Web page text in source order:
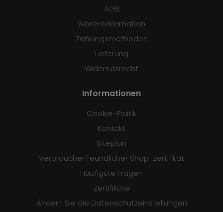
AGB
Warenreklamation
Zahlungsmethoden
Lieferung
Widerrufsrecht
Informationen
Cookie-Politik
Kontakt
Siteplan
Verbraucherfreundlicher Shop-Zertifikat
Häufigste Fragen
Zertifikate
Ändern Sie die Datenschutzeinstellungen